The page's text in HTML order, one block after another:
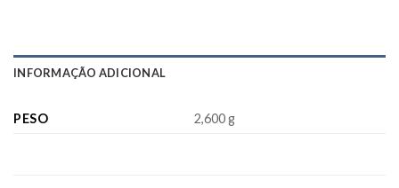
INFORMAÇÃO ADICIONAL
PESO 2,600 g